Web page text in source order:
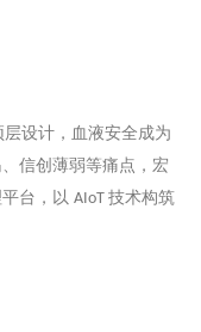
设计，血液安全成为
信创薄弱等痛点，宏
台，以 AIoT 技术构筑